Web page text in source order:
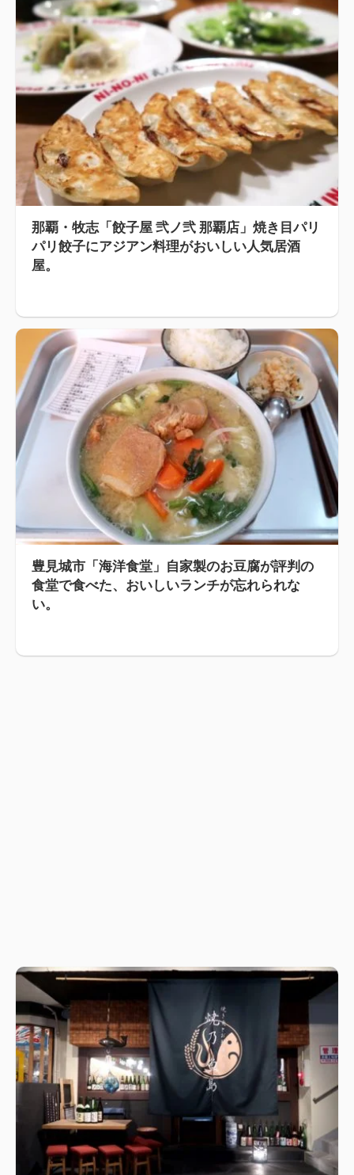
那覇・牧志「餃子屋 弐ノ弐 那覇店」焼き目パリ
パリ餃子にアジアン料理がおいしい人気居酒
屋。
豊見城市「海洋食堂」自家製のお豆腐が評判の
食堂で食べた、おいしいランチが忘れられな
い。